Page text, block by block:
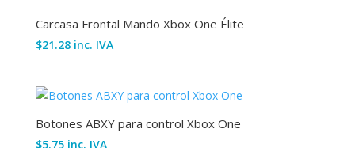
Carcasa Frontal Mando Xbox One Élite
$21.28 inc. IVA
Botones ABXY para control Xbox One
$5.75 inc. IVA